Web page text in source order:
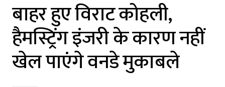
बाहर हुए विराट कोहली,
हैमस्ट्रिंग इंजरी के कारण नहीं
खेल पाएंगे वनडे मुकाबले